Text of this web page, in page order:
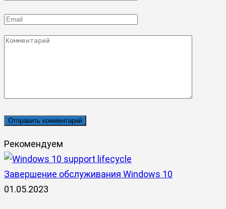
Email
*
Комментарий
Рекомендуем
Завершение обслуживания Windows 10
01.05.2023